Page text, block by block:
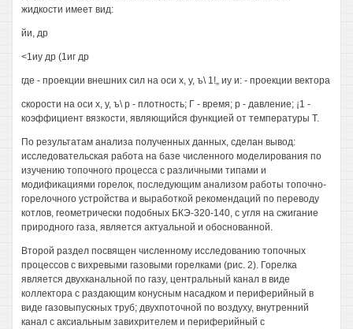
жидкости имеет вид:
йи, др
<1иу др (1иг др
где - проекции внешних сил на оси х, у, ъ\ 1!„ иу и: - проекции вектора
скорости на оси х, у, ъ\ р - плотность; Г - время; р - давление; ¡1 -
коэффициент вязкости, являющийся функцией от температуры Т.
По результатам анализа полученных данных, сделан вывод:
исследовательская работа на базе численного моделирования по
изучению топочного процесса с различными типами и
модификациями горелок, последующим анализом работы топочно-
горелочного устройства и выработкой рекомендаций по переводу
котлов, геометрически подобных БКЭ-320-140, с угля на сжигание
природного газа, является актуальной и обоснованной.
Второй раздел посвящен численному исследованию топочных
процессов с вихревыми газовыми горелками (рис. 2). Горелка
является двухканальной по газу, центральный канал в виде
коллектора с раздающим конусным насадком и периферийный в
виде газовыпускных труб; двухпоточной по воздуху, внутренний
канал с аксиальным завихрителем и периферийный с